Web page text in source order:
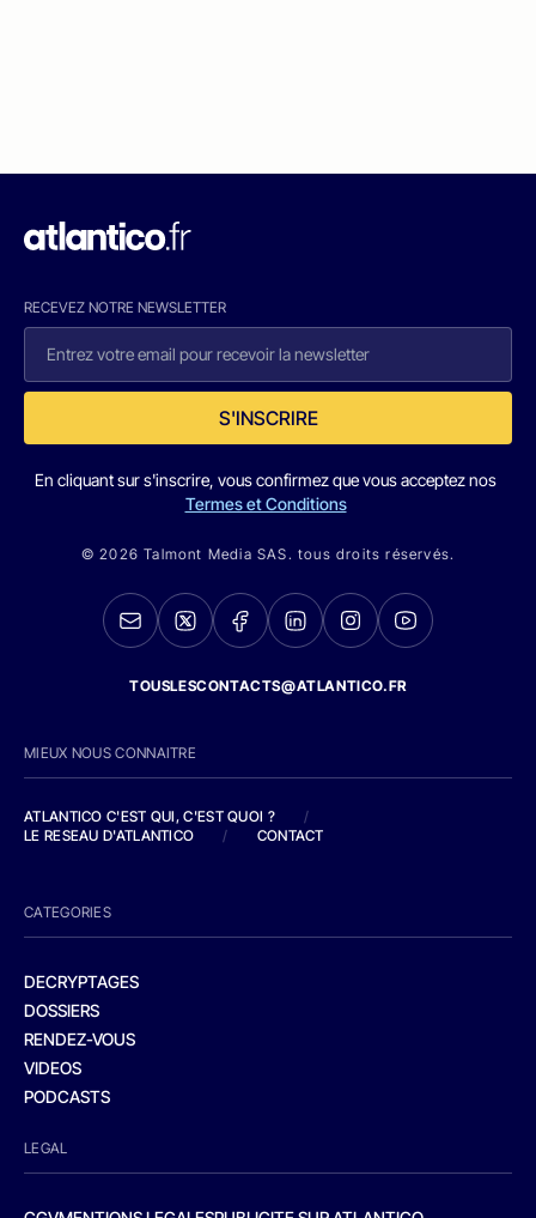
RECEVEZ NOTRE NEWSLETTER
S'INSCRIRE
En cliquant sur s'inscrire, vous confirmez que vous acceptez nos
Termes et Conditions
© 2026 Talmont Media SAS. tous droits réservés.
TOUSLESCONTACTS@ATLANTICO.FR
MIEUX NOUS CONNAITRE
ATLANTICO C'EST QUI, C'EST QUOI ?
/
LE RESEAU D'ATLANTICO
/ CONTACT
CATEGORIES
DECRYPTAGES
DOSSIERS
RENDEZ-VOUS
VIDEOS
PODCASTS
LEGAL